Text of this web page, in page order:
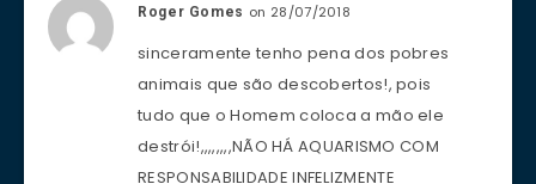
Roger Gomes on 28/07/2018
sinceramente tenho pena dos pobres
animais que são descobertos!, pois
tudo que o Homem coloca a mão ele
destrói!,,,,,,,,NÃO HÁ AQUARISMO COM
RESPONSABILIDADE INFELIZMENTE